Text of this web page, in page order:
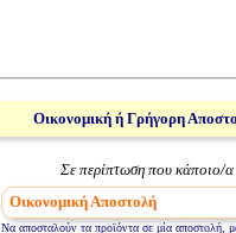
Οικονομική ή Γρήγορη
Σε περίπτωση που κάποιο/α
Οικονομική Αποστολή
Να αποσταλούν τα προϊόντα σε μία αποστολή,